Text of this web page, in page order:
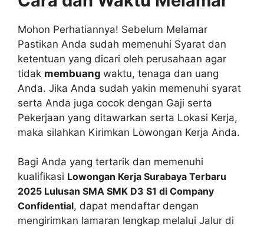
Mohon Perhatiannya! Sebelum Melamar
Pastikan Anda sudah memenuhi Syarat dan
ketentuan yang dicari oleh perusahaan agar
tidak membuang waktu, tenaga dan uang
Anda. Jika Anda sudah yakin memenuhi syarat
serta Anda juga cocok dengan Gaji serta
Pekerjaan yang ditawarkan serta Lokasi Kerja,
maka silahkan Kirimkan Lowongan Kerja Anda.
Bagi Anda yang tertarik dan memenuhi
kualifikasi Lowongan Kerja Surabaya Terbaru
2025 Lulusan SMA SMK D3 S1 di Company
Confidential, dapat mendaftar dengan
mengirimkan lamaran lengkap melalui Jalur di